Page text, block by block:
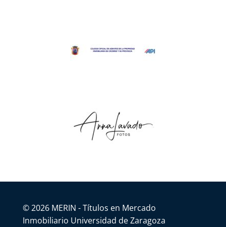
© 2026 MERIN - Títulos en Mercado
Inmobiliario Universidad de Zaragoza